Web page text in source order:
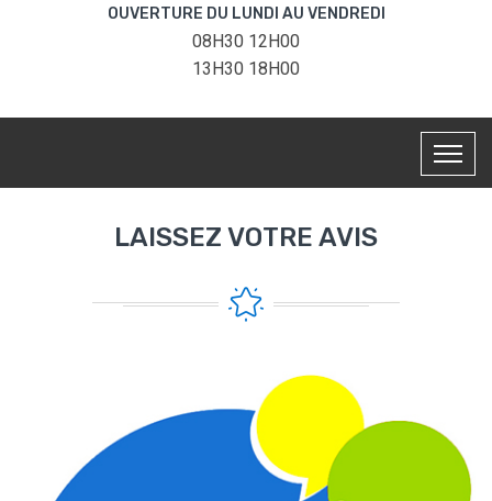
OUVERTURE DU LUNDI AU VENDREDI
08H30 12H00
13H30 18H00
LAISSEZ VOTRE AVIS